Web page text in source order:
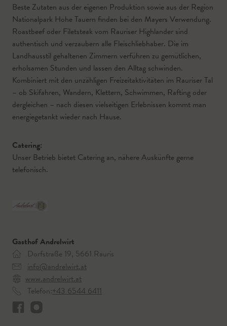
Beste Zutaten aus der eigenen Produktion sowie aus der Region
Nationalpark Hohe Tauern finden bei den Mayers Verwendung.
Roastbeef oder Filetsteak vom Rauriser Highlander sind
authentisch und verzaubern alle Fleischliebhaber. Die im
Landhausstil gehaltenen Zimmern verführen zu gemütlichen,
erholsamen Stunden und lassen den Alltag schwinden.
Kombiniert mit den unzähligen Freizeitaktivitäten im Rauriser Tal
– ob Skifahren, Wandern, Klettern, Schwimmen, Rafting oder
dergleichen – nach diesen vielseitigen Erlebnissen kommt man
energiegetankt wieder nach Hause.
Catering:
Unser Betrieb bietet Catering an, nähere Auskünfte gerne
telefonisch.
Gasthof Andrelwirt
Dorfstraße 19, 5661 Rauris
info@andrelwirt.at
www.andrelwirt.at
Telefon:+43 6544 6411